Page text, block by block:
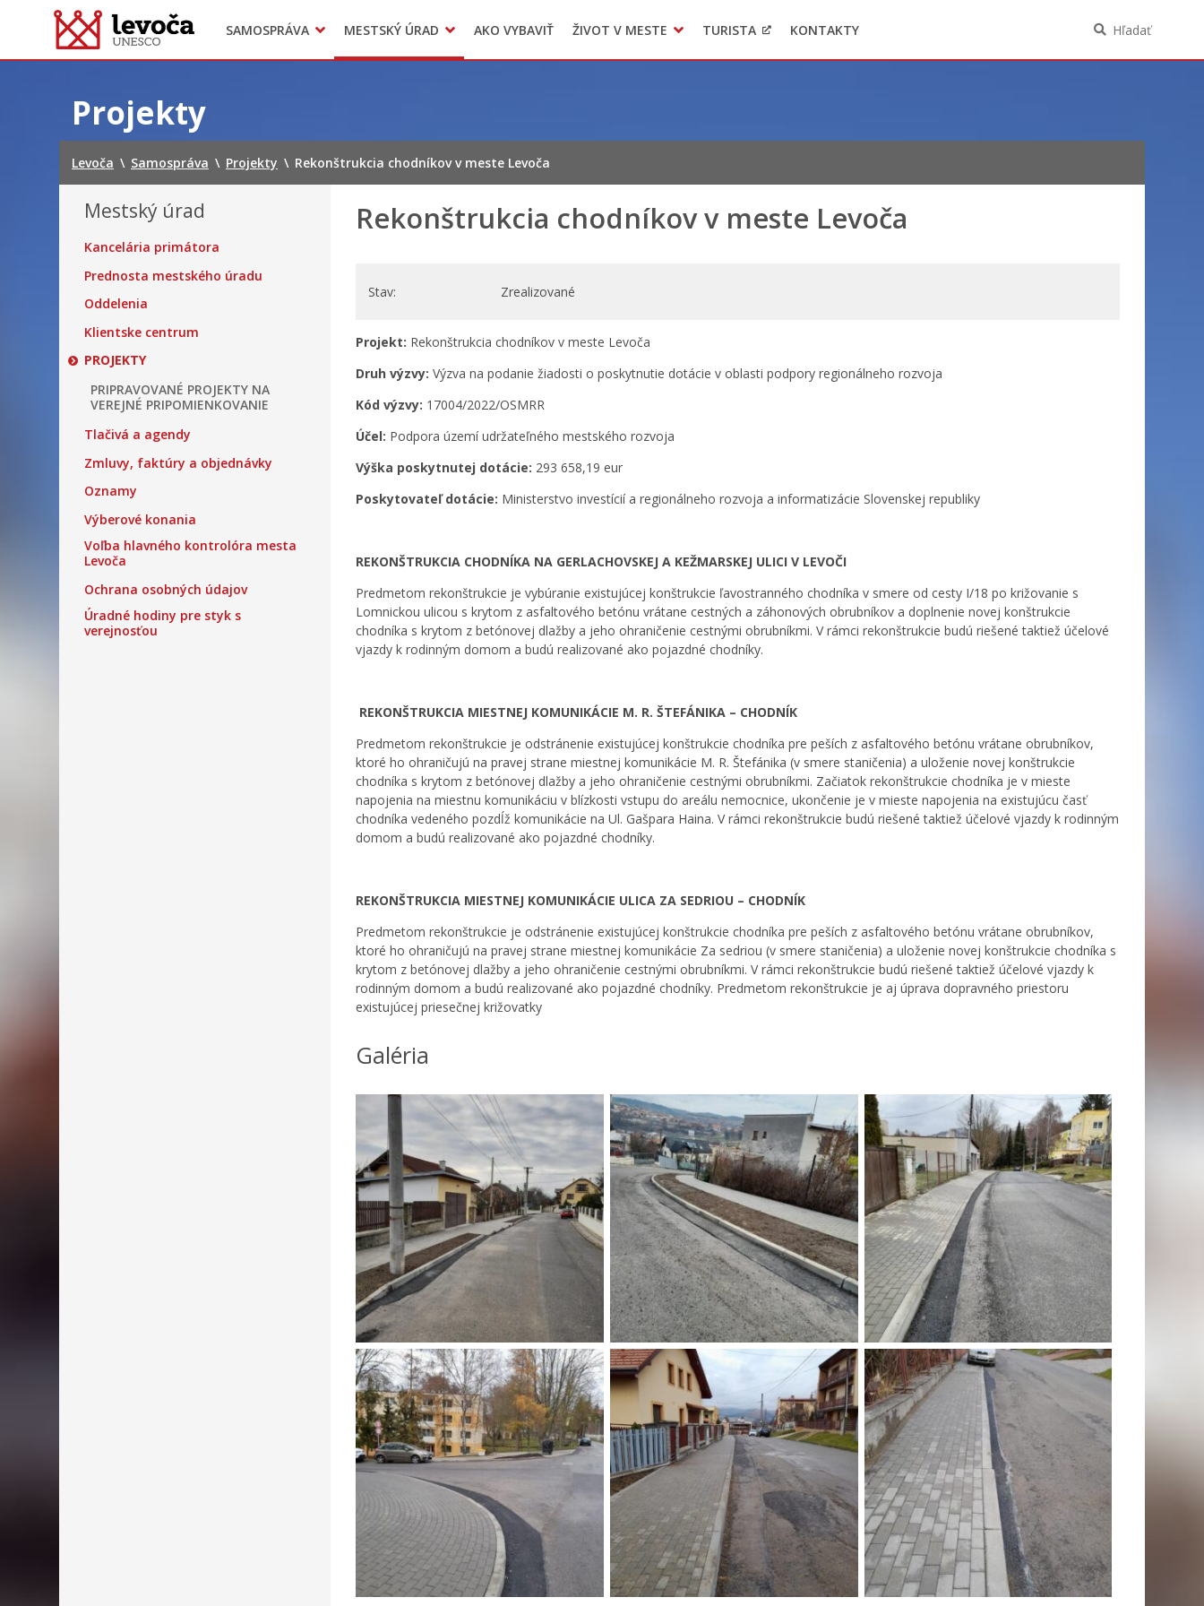
SAMOSPRÁVA
Dokumenty mesta
Transparentné mesto
majetkových pomerov verejného funkcionára
MESTSKÝ ÚRAD
Projekty
Voľba hlavného kontrolóra mesta Levoča
AKO VYBAVIŤ ŽIVOT V MESTE
Doprava
LIMKA
TURISTA KONTAKTY Hľadať
Projekty
Levoča \ Samospráva \ Projekty \ Rekonštrukcia chodníkov v meste Levoča
Mestský úrad
Kancelária primátora
Prednosta mestského úradu
Oddelenia
Klientske centrum
PROJEKTY
PRIPRAVOVANÉ PROJEKTY NA
VEREJNÉ PRIPOMIENKOVANIE
Tlačivá a agendy
Zmluvy, faktúry a objednávky
Oznamy
Výberové konania
Voľba hlavného kontrolóra mesta
Levoča
Ochrana osobných údajov
Úradné hodiny pre styk s
verejnosťou
Rekonštrukcia chodníkov v meste Levoča
Stav Zrealizované
Projekt: Rekonštrukcia chodníkov v meste Levoča
Druh výzvy: Výzva na podanie žiadosti o poskytnutie dotácie v oblasti podpory regionálneho rozvoja
Kód výzvy: 17004/2022/OSMRR
Účel: Podpora území udržateľného mestského rozvoja
Výška poskytnutej dotácie: 293 658,19 eur
Poskytovateľ dotácie: Ministerstvo investícií a regionálneho rozvoja a informatizácie Slovenskej republiky
REKONŠTRUKCIA CHODNÍKA NA GERLACHOVSKEJ A KEŽMARSKEJ ULICI V LEVOČI
Predmetom rekonštrukcie je vybúranie existujúcej konštrukcie ľavostranného chodníka v smere od cesty I/18 po križovanie s
Lomnickou ulicou s krytom z asfaltového betónu vrátane cestných a záhonových obrubníkov a doplnenie novej konštrukcie
chodníka s krytom z betónovej dlažby a jeho ohraničenie cestnými obrubníkmi. V rámci rekonštrukcie budú riešené taktiež účelové
vjazdy k rodinným domom a budú realizované ako pojazdné chodníky.
REKONŠTRUKCIA MIESTNEJ KOMUNIKÁCIE M. R. ŠTEFÁNIKA – CHODNÍK
Predmetom rekonštrukcie je odstránenie existujúcej konštrukcie chodníka pre peších z asfaltového betónu vrátane obrubníkov,
ktoré ho ohraničujú na pravej strane miestnej komunikácie M. R. Štefánika (v smere staničenia) a uloženie novej konštrukcie
chodníka s krytom z betónovej dlažby a jeho ohraničenie cestnými obrubníkmi. Začiatok rekonštrukcie chodníka je v mieste
napojenia na miestnu komunikáciu v blízkosti vstupu do areálu nemocnice, ukončenie je v mieste napojenia na existujúcu časť
chodníka vedeného pozdĺž komunikácie na Ul. Gašpara Haina. V rámci rekonštrukcie budú riešené taktiež účelové vjazdy k rodinným
domom a budú realizované ako pojazdné chodníky.
REKONŠTRUKCIA MIESTNEJ KOMUNIKÁCIE ULICA ZA SEDRIOU – CHODNÍK
Predmetom rekonštrukcie je odstránenie existujúcej konštrukcie chodníka pre peších z asfaltového betónu vrátane obrubníkov,
ktoré ho ohraničujú na pravej strane miestnej komunikácie Za sedriou (v smere staničenia) a uloženie novej konštrukcie chodníka s
krytom z betónovej dlažby a jeho ohraničenie cestnými obrubníkmi. V rámci rekonštrukcie budú riešené taktiež účelové vjazdy k
rodinným domom a budú realizované ako pojazdné chodníky. Predmetom rekonštrukcie je aj úprava dopravného priestoru
existujúcej priesečnej križovatky
Galéria